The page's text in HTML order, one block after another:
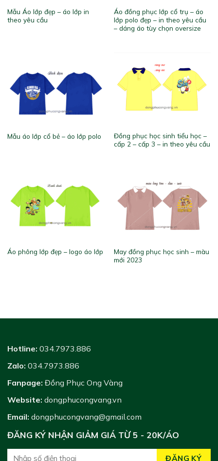
Mẫu Áo lớp đẹp – áo lớp in
theo yêu cầu
Áo đồng phục lớp cổ trụ – áo
lớp polo đẹp – in theo yêu cầu
– dáng áo tùy chọn oversize
Mẫu áo lớp cổ bẻ – áo lớp polo
Đồng phục học sinh tiểu học –
cấp 2 – cấp 3 – in theo yêu cầu
Áo phông lớp đẹp – logo áo lớp
May đồng phục học sinh – màu
mới 2023
Hotline: 034.7973.886
Zalo: 034.7973.886
Fanpage: Đồng Phục Ong Vàng
Website: dongphucongvang.vn
Email: dongphucongvang@gmail.com
ĐĂNG KÝ NHẬN GIẢM GIÁ TỪ 5 - 20K/ÁO